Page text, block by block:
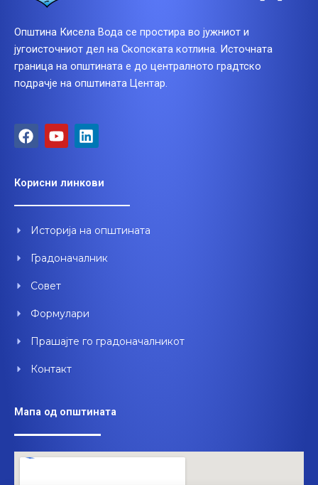
Општина Кисела Вода се простира во јужниот и
југоисточниот дел на Скопската котлина. Источната
граница на општината е до централното градтско
подрачје на општината Центар.
F
a
b
o
k
Y
o
u
b
L
i
e
d
n
Корисни линкови
Историја на општината
Градоначалник
Совет
Формулари
Прашајте го градоначалникот
Контакт
Мапа од општината